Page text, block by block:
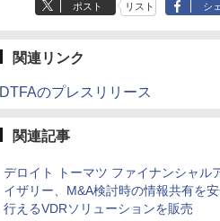
ポスト リスト シ
関連リンク
DTFAのプレスリリース
関連記事
デロイト トーマツ ファイナンシャル
イザリー、M&A検討時の情報共有を
行えるVDRソリューションを販売